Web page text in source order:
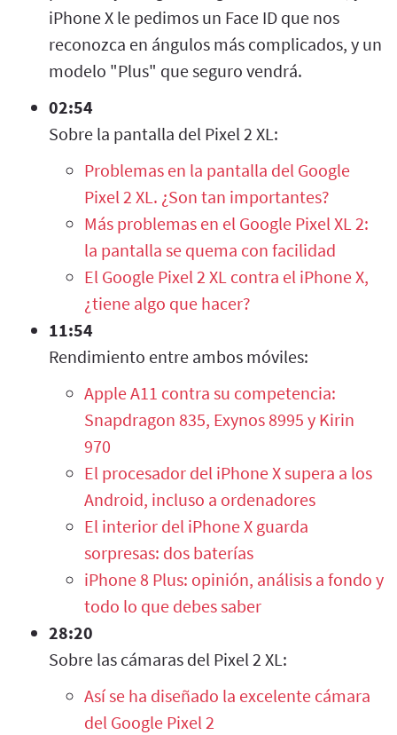
iPhone X le pedimos un Face ID que nos
reconozca en ángulos más complicados, y un
modelo "Plus" que seguro vendrá.
02:54
Sobre la pantalla del Pixel 2 XL:
Problemas en la pantalla del Google
Pixel 2 XL. ¿Son tan importantes?
Más problemas en el Google Pixel XL 2:
la pantalla se quema con facilidad
El Google Pixel 2 XL contra el iPhone X,
¿tiene algo que hacer?
11:54
Rendimiento entre ambos móviles:
Apple A11 contra su competencia:
Snapdragon 835, Exynos 8995 y Kirin
970
El procesador del iPhone X supera a los
Android, incluso a ordenadores
El interior del iPhone X guarda
sorpresas: dos baterías
iPhone 8 Plus: opinión, análisis a fondo y
todo lo que debes saber
28:20
Sobre las cámaras del Pixel 2 XL:
Así se ha diseñado la excelente cámara
del Google Pixel 2